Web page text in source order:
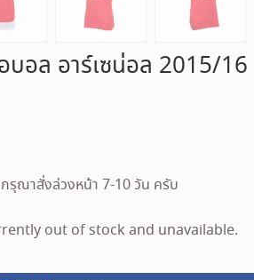
บอล อาร์เซน่อล 2015/16
รุณาสั่งล่วงหน้า 7-10 วัน ครับ
out of stock and unavailable.